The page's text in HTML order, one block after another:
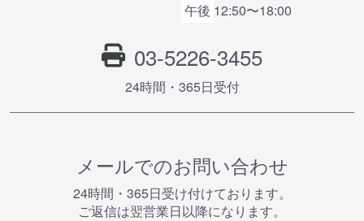
午後 12:50〜18:00
03-5226-3455
24時間・365⽇受付
メールでのお問い合わせ
24時間・365⽇受け付けております。
ご返信は翌営業⽇以降になります。